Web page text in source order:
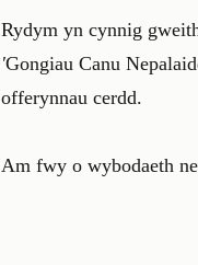
Rydym yn cynnig
'Gongiau Canu
offerynnau cerdd.
Am fwy o wybodaeth